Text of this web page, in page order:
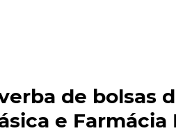
de bolsas
e Farmácia